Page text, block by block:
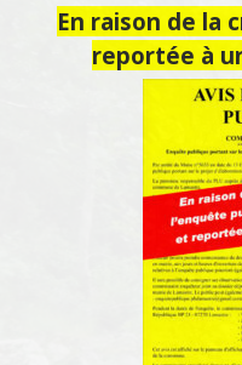
En raison de la
reportée à